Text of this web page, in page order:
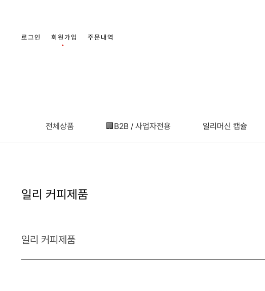
로그인 회원가입
▲
주문내역
전체상품 🏢B2B / 사업자전용 일리머신 캡슐
일리 커피제품
일리 커피제품